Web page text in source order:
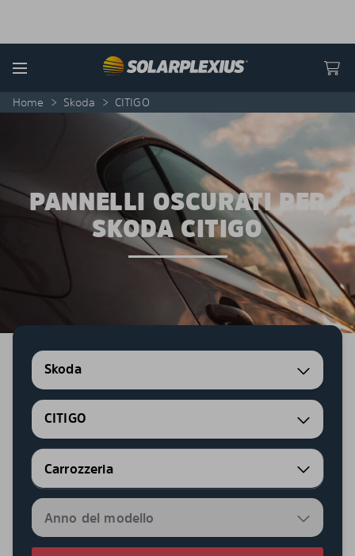
Menu
Home > Skoda > CITIGO
PANNELLI OSCURATI PER
SKODA CITIGO
Skoda
CITIGO